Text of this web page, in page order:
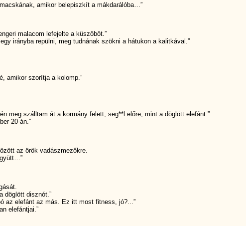
amikor belepiszkít a mákdarálóba…”
malacom lefejelte a küszöböt.”
irányba repülni, meg tudnának szökni a hátukon a kalitkával.”
amikor szorítja a kolomp.”
meg szálltam át a kormány felett, seg**l előre, mint a döglött elefánt.”
20-án.”
az örök vadászmezőkre.
döglött disznót.”
az elefánt az más. Ez itt most fitness, jó?...”
elefántjai.”